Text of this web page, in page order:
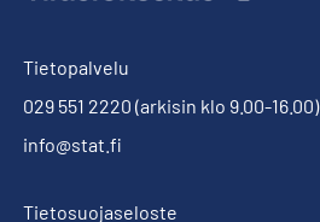
Tietopalvelu
029 551 2220 (arkisin klo 9.00-16.00)
info@stat.fi
Tietosuojaseloste